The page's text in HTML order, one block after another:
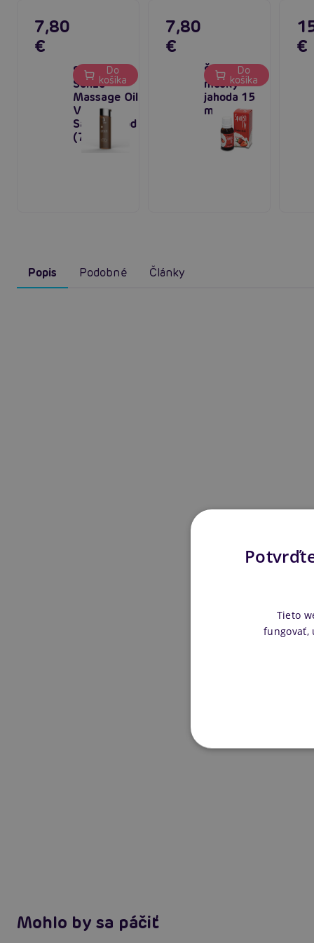
Swede
Senze
Massage Oil
Vanilla
Sandalwood
(75 ml)
7,80
€
Do
košíka
Španielske
mušky
jahoda 15
ml
7,80
€
Do
košíka
€
Popis Podobné Články
Mohlo by sa páčiť
Tieto
fungovať,